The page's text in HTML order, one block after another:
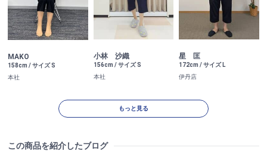
MAKO
158cm / サイズ S
本社
小林 沙織
156cm / サイズ S
本社
星 匡
172cm / サイズ L
伊丹店
もっと見る
この商品を紹介したブログ